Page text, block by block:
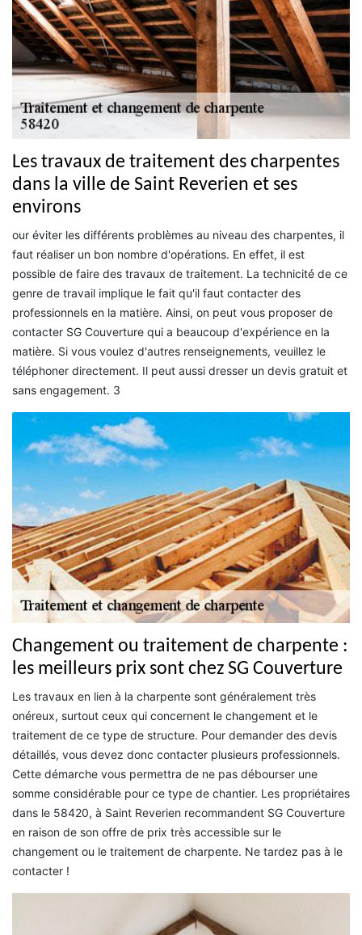
Les travaux de traitement des charpentes
dans la ville de Saint Reverien et ses
environs
our éviter les différents problèmes au niveau des charpentes, il
faut réaliser un bon nombre d'opérations. En effet, il est
possible de faire des travaux de traitement. La technicité de ce
genre de travail implique le fait qu'il faut contacter des
professionnels en la matière. Ainsi, on peut vous proposer de
contacter SG Couverture qui a beaucoup d'expérience en la
matière. Si vous voulez d'autres renseignements, veuillez le
téléphoner directement. Il peut aussi dresser un devis gratuit et
sans engagement. 3
Changement ou traitement de charpente :
les meilleurs prix sont chez SG Couverture
Les travaux en lien à la charpente sont généralement très
onéreux, surtout ceux qui concernent le changement et le
traitement de ce type de structure. Pour demander des devis
détaillés, vous devez donc contacter plusieurs professionnels.
Cette démarche vous permettra de ne pas débourser une
somme considérable pour ce type de chantier. Les propriétaires
dans le 58420, à Saint Reverien recommandent SG Couverture
en raison de son offre de prix très accessible sur le
changement ou le traitement de charpente. Ne tardez pas à le
contacter !